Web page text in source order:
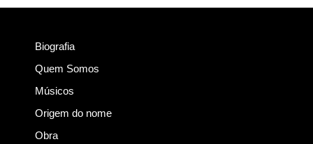
Biografia
Quem Somos
Músicos
Origem do nome
Obra